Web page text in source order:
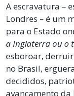
A escravatura –
Londres – é um
para o Estado
a Inglaterra ou o
esboroar,
no Brasil,
decididos,
avançamento